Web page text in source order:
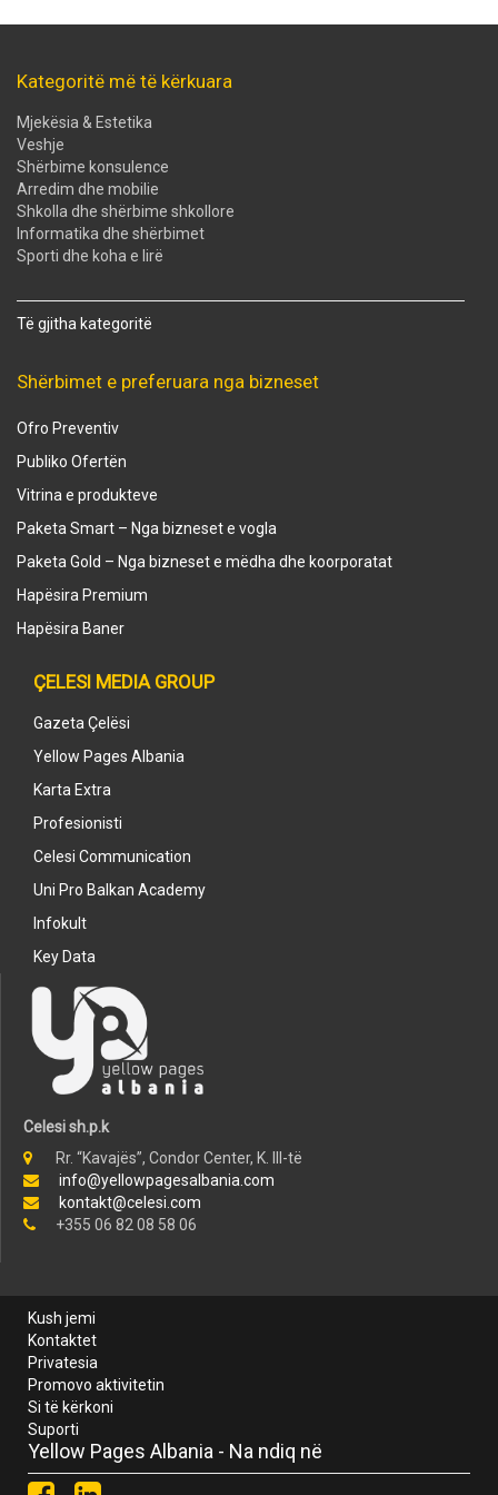
Kategoritë më të kërkuara
Mjekësia & Estetika
Veshje
Shërbime konsulence
Arredim dhe mobilie
Shkolla dhe shërbime shkollore
Informatika dhe shërbimet
Sporti dhe koha e lirë
Të gjitha kategoritë
Shërbimet e preferuara nga bizneset
Ofro Preventiv
Publiko Ofertën
Vitrina e produkteve
Paketa Smart – Nga bizneset e vogla
Paketa Gold – Nga bizneset e mëdha dhe koorporatat
Hapësira Premium
Hapësira Baner
ÇELESI MEDIA GROUP
Gazeta Çelësi
Yellow Pages Albania
Karta Extra
Profesionisti
Celesi Communication
Uni Pro Balkan Academy
Infokult
Key Data
Celesi sh.p.k
Rr. “Kavajës”, Condor Center, K. III-të
info@yellowpagesalbania.com
kontakt@celesi.com
+355 06 82 08 58 06
Kush jemi
Kontaktet
Privatesia
Promovo aktivitetin
Si të kërkoni
Suporti
Yellow Pages Albania - Na ndiq në